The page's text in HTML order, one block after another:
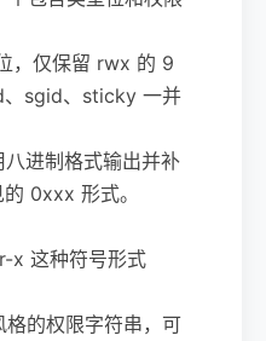
，仅保留 rwx 的 9
、sgid、sticky 一并
进制格式输出并补
0xxx 形式。
x 这种符号形式
的权限字符串，可